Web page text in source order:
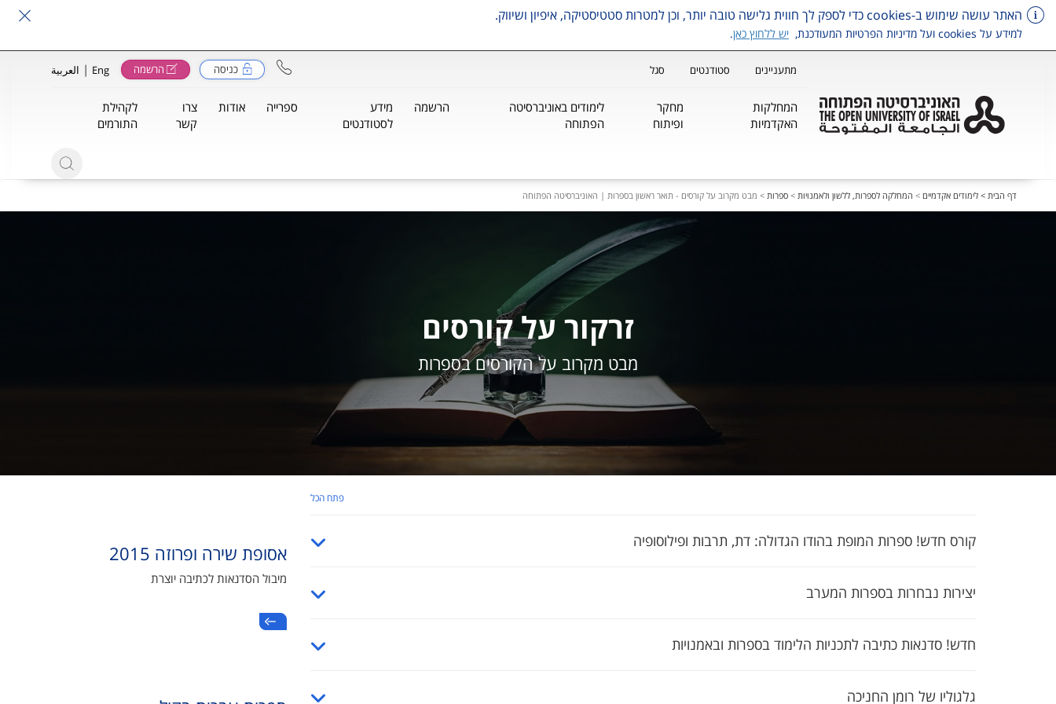
האתר עושה שימוש ב-cookies כדי לספק לך חווית גלישה טובה יותר, וכן למטרות סטטיסטיקה, איפיון ושיווק.
למידע על cookies ועל מדיניות הפרטיות המעודכנת, יש ללחוץ כאן.
מתעניינים סטודנטים סגל כניסה הרשמה Eng
| العربية
המחלקות
האקדמיות
מחקר
ופיתוח
לימודים באוניברסיטה
הפתוחה
הרשמה
מידע
לסטודנטים
ספרייה אודות
צרו
קשר
לקהילת
התורמים
דף הבית > לימודים אקדמיים > המחלקה לספרות, ללשון ולאמנויות > ספרות > מבט מקרוב על קורסים - תואר ראשון בספרות | האוניברסיטה הפתוחה
זרקור על קורסים
מבט מקרוב על הקורסים בספרות
פתח הכל
קורס חדש! ספרות המופת בהודו הגדולה: דת, תרבות ופילוסופיה
יצירות נבחרות בספרות המערב
חדש! סדנאות כתיבה לתכניות הלימוד בספרות ובאמנויות
גלגוליו של רומן החניכה
אסופת שירה ופרוזה 2015
מיבול הסדנאות לכתיבה יוצרת